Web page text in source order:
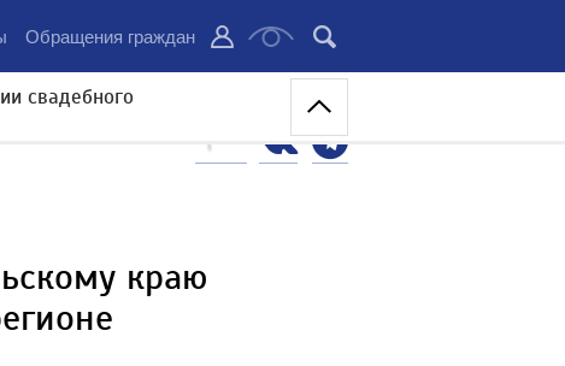
Обращения граждан
свадебного
краю